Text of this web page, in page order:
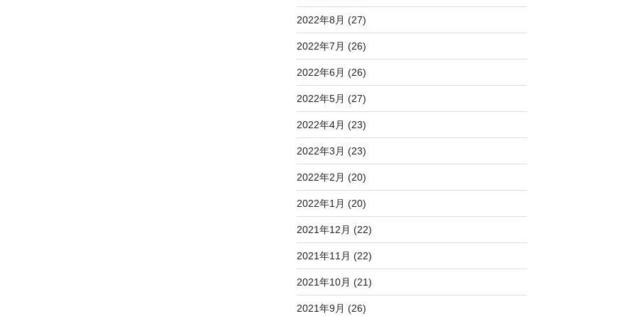
2022年8月 (27)
2022年7月 (26)
2022年6月 (26)
2022年5月 (27)
2022年4月 (23)
2022年3月 (23)
2022年2月 (20)
2022年1月 (20)
2021年12月 (22)
2021年11月 (22)
2021年10月 (21)
2021年9月 (26)